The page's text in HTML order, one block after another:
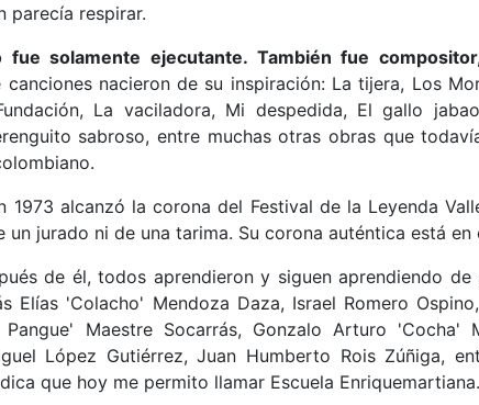
parecía respirar.
fue solamente ejecutante. También fue
canciones nacieron de su inspiración: La tijera, Los
La vaciladora, Mi despedida, El gallo
sabroso, entre muchas otras obras que
1973 alcanzó la corona del Festival de la Leyenda
un jurado ni de una tarima. Su corona auténtica está
de él, todos aprendieron y siguen aprendiendo
Elías 'Colacho' Mendoza Daza, Israel Romero
Pangue' Maestre Socarrás, Gonzalo Arturo 'Cocha'
López Gutiérrez, Juan Humberto Rois Zúñiga,
que hoy me permito llamar Escuela Enriquemartiana.